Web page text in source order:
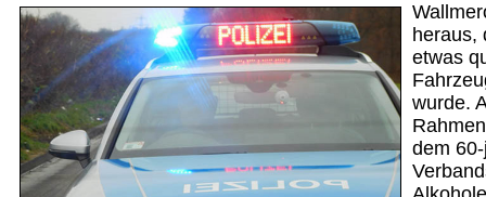
heraus,
etwas
wurde.
dem